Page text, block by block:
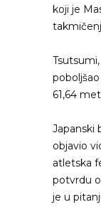
koji je
61,64
Japanski
objavio
atletska
potvrdu
je u